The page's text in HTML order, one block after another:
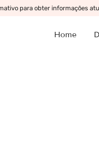
para obter informações
Home